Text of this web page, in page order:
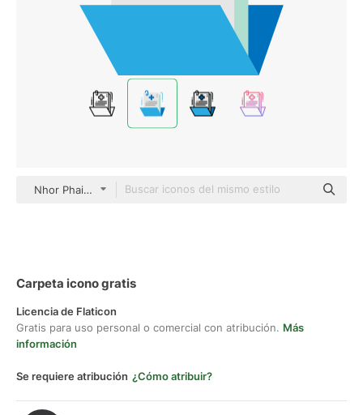
Nhor Phai Flat
Carpeta icono gratis
Licencia de Flaticon
Gratis para uso personal o comercial con atribución. Más
información
Se requiere atribución ¿Cómo atribuir?